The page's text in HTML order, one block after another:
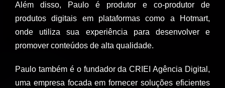
Além disso, Paulo é produtor e co-produtor de
produtos digitais em plataformas como a Hotmart,
onde utiliza sua experiência para desenvolver e
promover conteúdos de alta qualidade.
Paulo também é o fundador da CRIEI Agência Digital,
uma empresa focada em fornecer soluções eficientes